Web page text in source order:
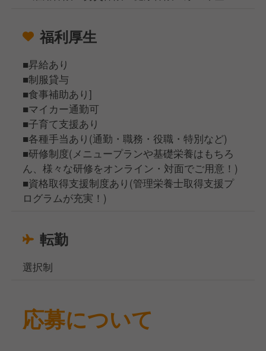
福利厚生
■昇給あり
■制服貸与
■食事補助あり]
■マイカー通勤可
■子育て支援あり
■各種手当あり(通勤・職務・役職・特別など)
■研修制度(メニュープランや基礎栄養はもちろ
ん、様々な研修をオンライン・対面でご用意！)
■資格取得支援制度あり(管理栄養士取得支援プ
ログラムが充実！)
転勤
選択制
応募について